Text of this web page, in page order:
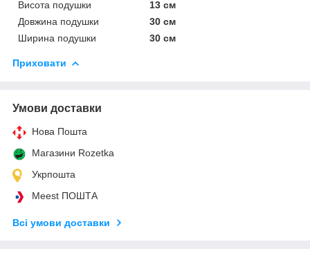
Висота подушки
13 см
Довжина подушки
30 см
Ширина подушки
30 см
Приховати
Умови доставки
Нова Пошта
Магазини Rozetka
Укрпошта
Meest ПОШТА
Всі умови доставки